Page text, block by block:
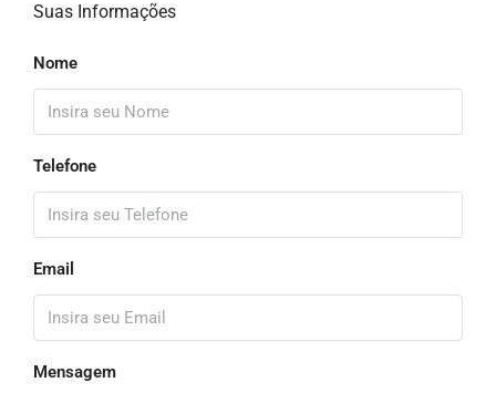
Suas Informações
Nome
Telefone
Email
Mensagem